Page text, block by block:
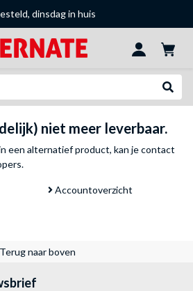
dinsdag in huis
niet meer leverbaar.
een alternatief product, kan jecontact
.
Accountoverzicht
Terug naar boven